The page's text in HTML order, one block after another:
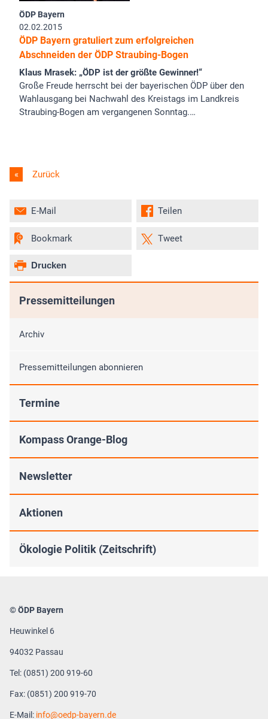
ÖDP Bayern
02.02.2015
ÖDP Bayern gratuliert zum erfolgreichen
Abschneiden der ÖDP Straubing-Bogen
Klaus Mrasek: „ÖDP ist der größte Gewinner!“
Große Freude herrscht bei der bayerischen ÖDP über den
Wahlausgang bei Nachwahl des Kreistags im Landkreis
Straubing-Bogen am vergangenen Sonntag.…
Zurück
Teilen
Tweet
E-Mail
Bookmark
Drucken
Pressemitteilungen
Archiv
Pressemitteilungen abonnieren
Termine
Kompass Orange-Blog
Newsletter
Aktionen
Ökologie Politik (Zeitschrift)
© ÖDP Bayern
Heuwinkel 6
94032 Passau
Tel: (0851) 200 919-60
Fax: (0851) 200 919-70
E-Mail: info oedp-bayern.de